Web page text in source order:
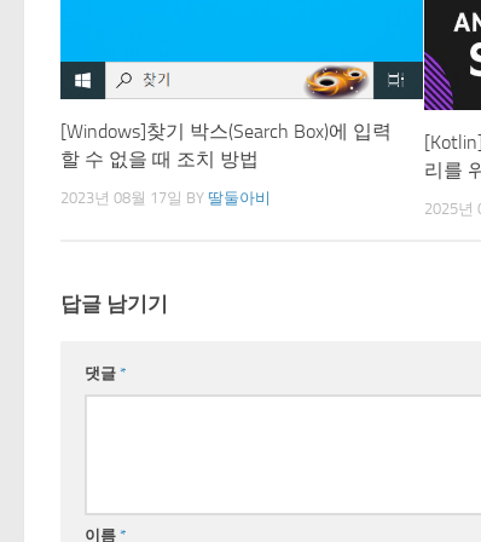
[Windows]찾기 박스(Search Box)에 입력
할 수 없을 때 조치 방법
2023년 08월 17일 BY 딸둘아비
리를
2025년
답글 남기기
댓글 *
이름 *